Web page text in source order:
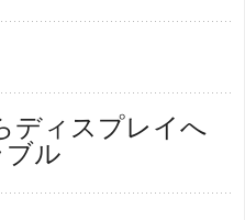
ディスプレイへ
ブル